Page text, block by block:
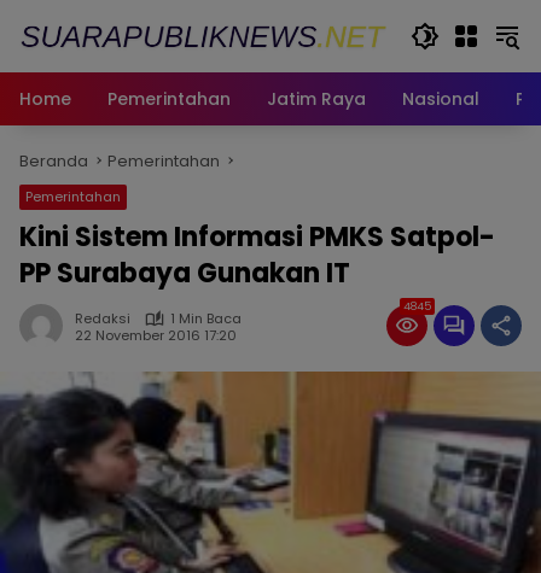
Home
Pemerintahan Jatim Raya Nasional
Beranda Pemerintahan
Pemerintahan
Kini Sistem Informasi PMKS Satpol-
PP Surabaya Gunakan IT
Redaksi
1 Min Baca
22 November 2016 17:20
4845